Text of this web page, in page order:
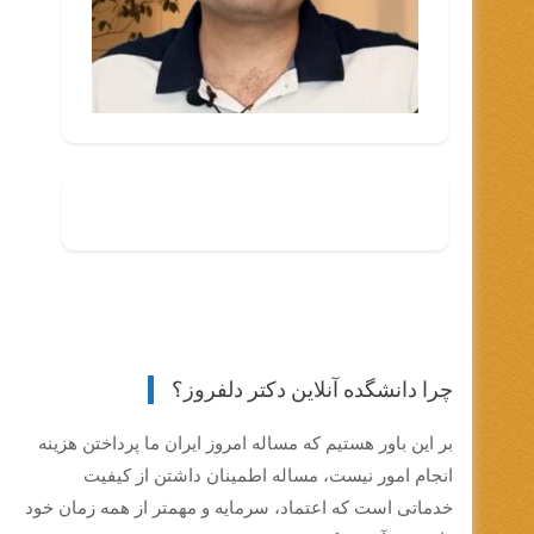
چرا دانشگده آنلاین دکتر دلفروز؟
بر این باور هستیم که مساله امروز ایران ما پرداختن هزینه
انجام امور نیست، مساله اطمینان داشتن از کیفیت
خدماتی است که اعتماد، سرمایه و مهمتر از همه زمان خود